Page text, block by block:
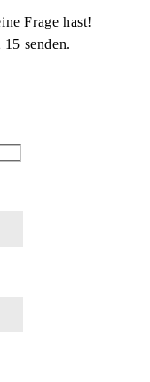
Frage hast!
senden.